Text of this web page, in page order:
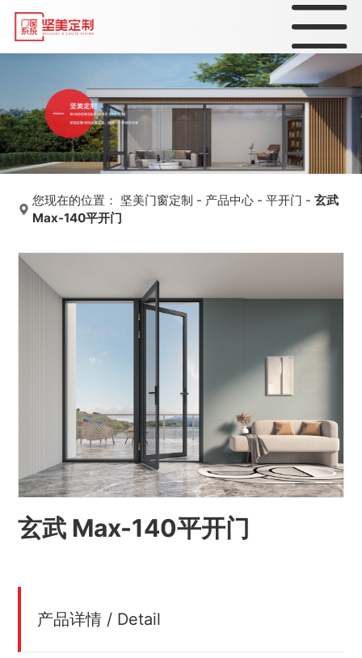
您现在的位置： 坚美门窗定制 - 产品中心 -平开门 -玄武
Max-140平开门
玄武 Max-140平开门
产品详情 / Detail